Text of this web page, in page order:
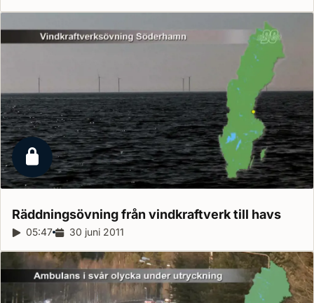
Låst reportage
Räddningsövning från vindkraftverk till havs
Reportagelängd:
05:47 Releasedatum:
30 juni 2011